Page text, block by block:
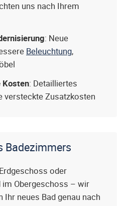
uns nach Ihrem
: Neue
Beleuchtung,
Kosten: Detailliertes
versteckte Zusatzkosten
Badezimmers
oder
im Obergeschoss – wir
Ihr neues Bad genau nach